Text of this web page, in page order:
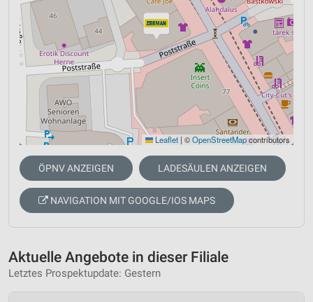
Leaflet | ©OpenStreetMapcontributors
ÖPNV ANZEIGEN LADESÄULEN ANZEIGEN
NAVIGATION MIT GOOGLE/IOS MAPS
Aktuelle Angebote in dieser Filiale
Letztes Prospektupdate: Gestern